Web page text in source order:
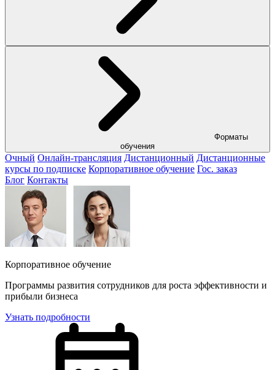
обучения
Очный Онлайн-трансляция Дистанционный Дистанционные
курсы по подписке Корпоративное обучение Гос. заказ
Блог Контакты
Корпоративное обучение
Программы развития сотрудников для роста эффективности и
прибыли бизнеса
Узнать подробности